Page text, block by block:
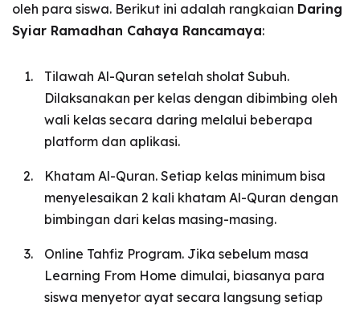
oleh para siswa. Berikut ini adalah rangkaian Daring
Syiar Ramadhan Cahaya Rancamaya:
Tilawah Al-Quran setelah sholat Subuh.
Dilaksanakan per kelas dengan dibimbing oleh
wali kelas secara daring melalui beberapa
platform dan aplikasi.
Khatam Al-Quran. Setiap kelas minimum bisa
menyelesaikan 2 kali khatam Al-Quran dengan
bimbingan dari kelas masing-masing.
Online Tahfiz Program. Jika sebelum masa
Learning From Home dimulai, biasanya para
siswa menyetor ayat secara langsung setiap